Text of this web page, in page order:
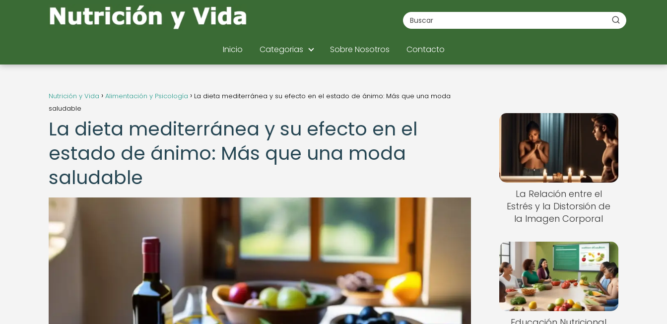
Inicio Categorias Sobre Nosotros Contacto
Nutrición y Vida Alimentación y Psicología
La dieta mediterránea y su efecto en el estado de ánimo: Más que una moda
saludable
La dieta mediterránea y su efecto en el
estado de ánimo: Más que una moda
saludable
La Relación entre el
Estrés y la Distorsión de
la Imagen Corporal